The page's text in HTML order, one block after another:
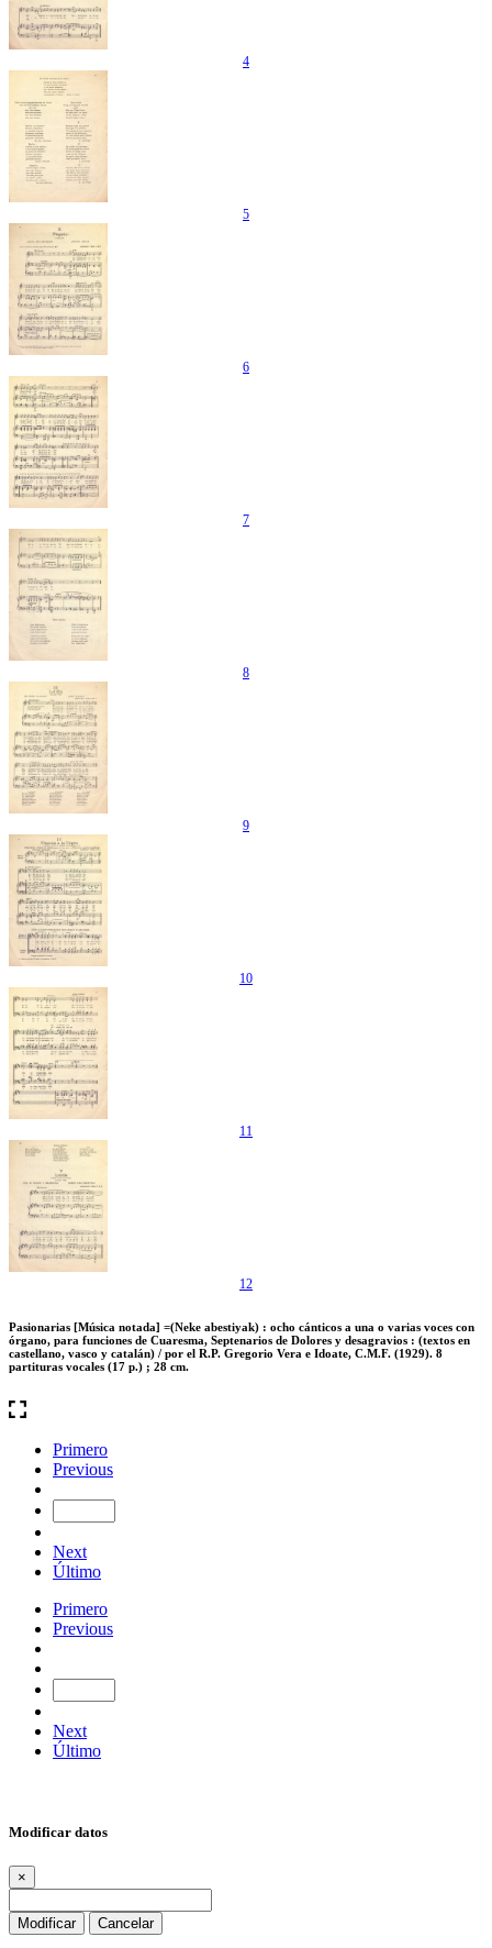
4
5
6
7
8
9
10
11
12
Pasionarias [Música notada] =(Neke abestiyak) : ocho cánticos a una o varias voces con
órgano, para funciones de Cuaresma, Septenarios de Dolores y desagravios : (textos en
castellano, vasco y catalán) / por el R.P. Gregorio Vera e Idoate, C.M.F. (1929). 8
partituras vocales (17 p.) ; 28 cm.
Primero
Previous
Next
Último
Primero
Previous
Next
Último
Modificar datos
×
Modificar Cancelar